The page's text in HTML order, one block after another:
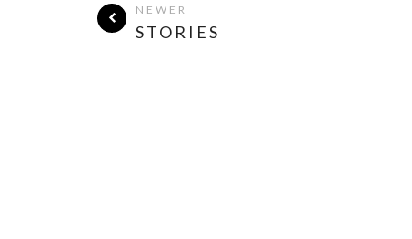
NEWER
STORIES